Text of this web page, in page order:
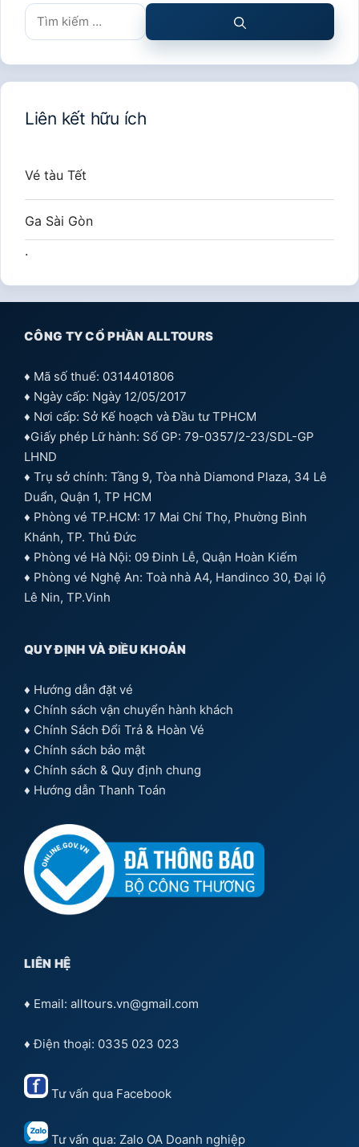
Tìm
kiếm
Liên kết hữu ích
Vé tàu Tết
Ga Sài Gòn
.
CÔNG TY CỔ PHẦN ALLTOURS
♦ Mã số thuế: 0314401806
♦ Ngày cấp: Ngày 12/05/2017
♦ Nơi cấp: Sở Kế hoạch và Đầu tư TPHCM
♦Giấy phép Lữ hành: Số GP: 79-0357/2-23/SDL-GP
LHND
♦ Trụ sở chính: Tầng 9, Tòa nhà Diamond Plaza, 34 Lê
Duẩn, Quận 1, TP HCM
♦ Phòng vé TP.HCM: 17 Mai Chí Thọ, Phường Bình
Khánh, TP. Thủ Đức
♦ Phòng vé Hà Nội: 09 Đinh Lễ, Quận Hoàn Kiếm
♦ Phòng vé Nghệ An: Toà nhà A4, Handinco 30, Đại lộ
Lê Nin, TP.Vinh
QUY ĐỊNH VÀ ĐIỀU KHOẢN
♦ Hướng dẫn đặt vé
♦ Chính sách vận chuyển hành khách
♦ Chính Sách Đổi Trả & Hoàn Vé
♦ Chính sách bảo mật
♦ Chính sách & Quy định chung
♦ Hướng dẫn Thanh Toán
LIÊN HỆ
♦ Email: alltours.vn@gmail.com
♦ Điện thoại: 0335 023 023
Tư vấn qua Facebook
Tư vấn qua: Zalo OA Doanh nghiệp